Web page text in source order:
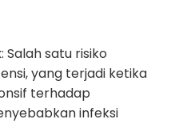
: Salah satu risiko
yang terjadi ketika
terhadap
infeksi